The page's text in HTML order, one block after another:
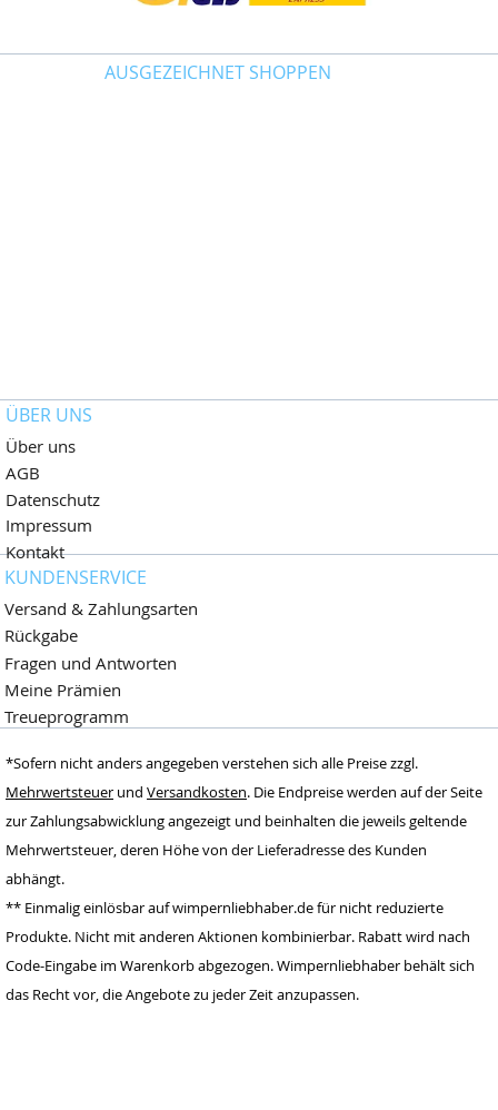
ÜBER UNS
Über uns
AGB
Datenschutz
Impressum
Kontakt
Dormagen,
Deutschland
www.wimpernlieb
Deutschland
*Sofern nicht anders angegeben verstehen sich alle Preise zzgl.
Mehrwertsteuer und Versandkosten. Die Endpreise werden auf der Seite
zur Zahlungsabwicklung angezeigt und beinhalten die jeweils geltende
Mehrwertsteuer, deren Höhe von der Lieferadresse des Kunden
abhängt.
** Einmalig einlösbar auf wimpernliebhaber.de für nicht reduzierte
Produkte. Nicht mit anderen Aktionen kombinierbar. Rabatt wird nach
Code-Eingabe im Warenkorb abgezogen. Wimpernliebhaber behält sich
das Recht vor, die Angebote zu jeder Zeit anzupassen.
KUNDENSERVICE
Versand & Zahlungsarten
Rückgabe
Fragen und Antworten
Meine Prämien
Treueprogramm
AUSGEZEICHNET SHOPPEN